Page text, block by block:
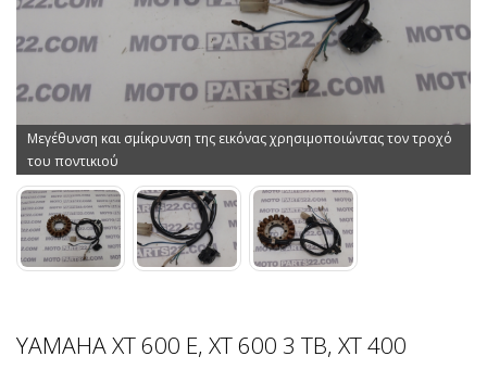
Μεγέθυνση και σμίκρυνση της εικόνας χρησιμοποιώντας τον τροχό
του ποντικιού
YAMAHA XT 600 E, XT 600 3 TB, XT 400